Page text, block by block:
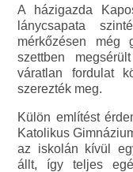
A házigazda
lánycsapata
mérkőzésen még
szettben
váratlan fordulat
szerezték meg.
Külön említést
Katolikus
az iskolán kívül
állt, így teljes